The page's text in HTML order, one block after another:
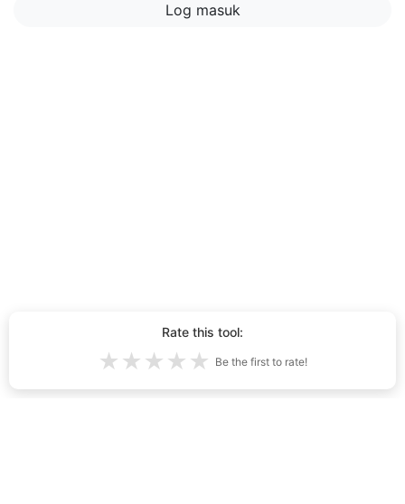
Log masuk
Rate this tool:
★ ★ ★ ★ ★ Be the first to rate!